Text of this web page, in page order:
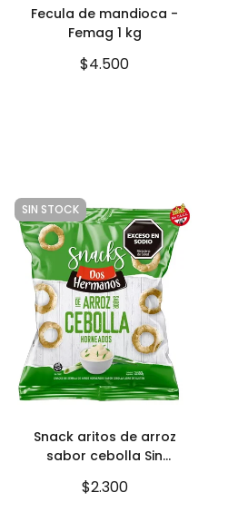
Fecula de mandioca -
Femag 1 kg
$4.500
SIN STOCK
Snack aritos de arroz
sabor cebolla Sin
$2.300